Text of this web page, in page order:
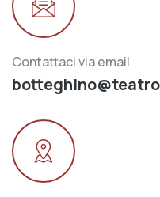
Contattaci via email